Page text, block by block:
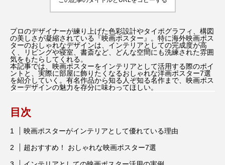
HBO版『ハリー・ポッター 』 IELTS
jkローリング Netflix Return to My Blue
SUPER 8／スーパーエイト
Wicked: For Good（ウィキッド：フォー・グッド）
Words Breathe Life アニャ・テイラー＝ジョイ
アバター:ファイヤー・アンド・アッシュ
プロのデザイナーが練り上げた色彩設計やタイポグラフィ、構図
の美しさが凝縮されている『映画ポスター』。特に海外映画ポス
ターのおしゃれなデザインは、インテリアとしての完成度が高
く、リビングや寝室、書斎など、どんな空間にも洗練された雰囲
気をもたらしてくれる。
本記事では、映画ポスターをインテリアとして活用する際のポイ
ントと、実際に部屋に飾りたくなるおしゃれな洋画ポスター7選
を紹介していく。有名作品から知る人ぞ知る名作まで、映画ポス
ターデザインの魅力を存分に味わってほしい。
目次
映画ポスターがインテリアとして優れている理由
超おすすめ！ おしゃれな映画ポスター7選